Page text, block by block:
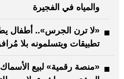
والمياه في الفجيرة
«لا ترن الجرس».. أطفال
تطبيقات ويتسلمونه بلا
«منصة رقمية» لبيع